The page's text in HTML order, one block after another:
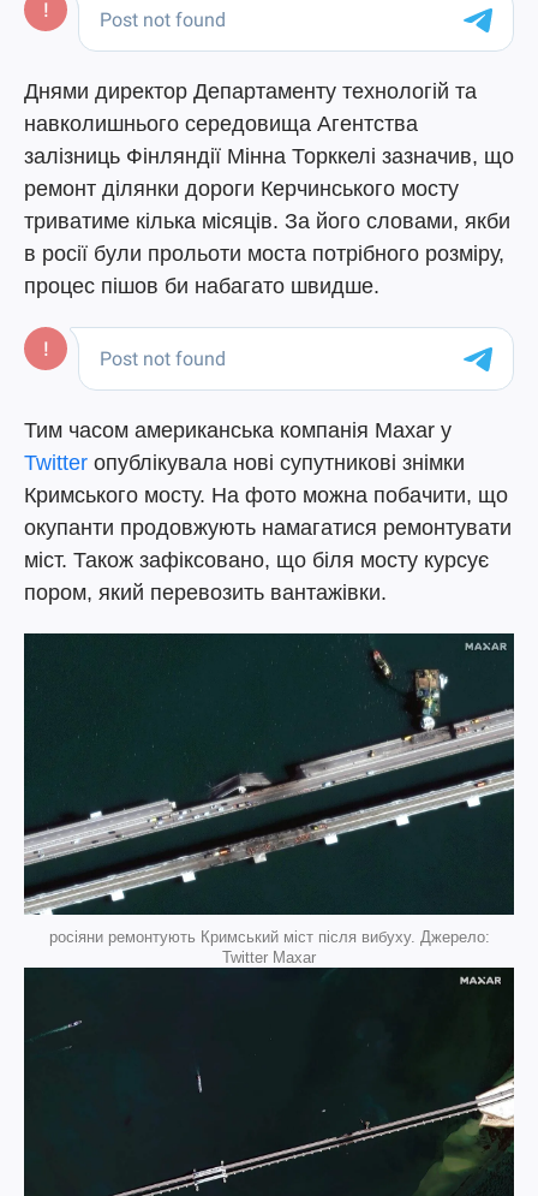
Днями директор Департаменту технологій та
навколишнього середовища Агентства
залізниць Фінляндії Мінна Торккелі зазначив, що
ремонт ділянки дороги Керчинського мосту
триватиме кілька місяців. За його словами, якби
в росії були прольоти моста потрібного розміру,
процес пішов би набагато швидше.
Тим часом американська компанія Maxar у
Twitter опублікувала нові супутникові знімки
Кримського мосту. На фото можна побачити, що
окупанти продовжують намагатися ремонтувати
міст. Також зафіксовано, що біля мосту курсує
пором, який перевозить вантажівки.
росіяни ремонтують Кримський міст після вибуху. Джерело:
Twitter Maxar